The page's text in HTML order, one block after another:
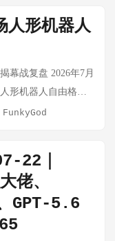
击资本对该领域的热
"数据驱动"。 📰 小
最后联调阶段 小鹏
生产，同时量产产
计时。小鹏明确关
2027年起将陆续进
鹏是目前将汽车工程
其量产节奏的可信
场景落地，将是中
程碑。 📰 智元创新
配套再突破 ⬆️ 景气
人形机器人用RV仍
灵巧手零部件 宇树/
" 事件背景 7月23
人机甲产品GD01共
上次中国企业家登
（2018年）。《时
Age is
非时间片）、动作层
语义动作分
在真实机器人上回
——而非简单记录
据质量（物理验
。这与 LLM 的
能需要不同的规模
机器人三倍碾压，
Summit 上，中国系
人形机器人
幕战复盘 2026年7月
形机器人自由格斗
。这场被网友称
直接让多台人形机
腿交错、闪避反
一幕发生在某场比
飞，但机身和四肢
FunkyGod
22｜
佬、
GPT-5.6